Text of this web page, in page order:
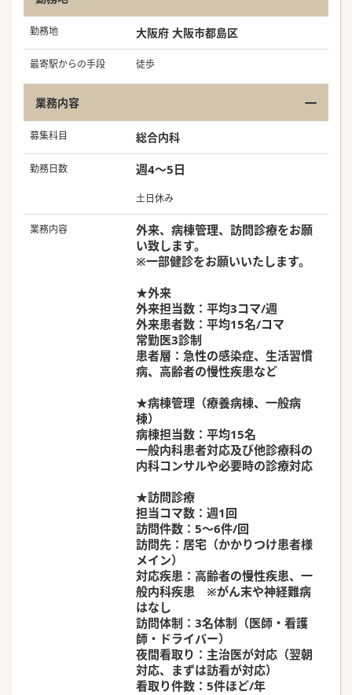
勤務地 大阪府 大阪市都島区
最寄駅からの手段 徒歩
業務内容
募集科目 総合内科
勤務日数 週4～5日
土日休み
業務内容
外来、病棟管理、訪問診療をお願
い致します。
※一部健診をお願いいたします。
★外来
外来担当数：平均3コマ/週
外来患者数：平均15名/コマ
常勤医3診制
患者層：急性の感染症、生活習慣
病、高齢者の慢性疾患など
★病棟管理（療養病棟、一般病
棟）
病棟担当数：平均15名
一般内科患者対応及び他診療科の
内科コンサルや必要時の診療対応
★訪問診療
担当コマ数：週1回
訪問件数：5～6件/回
訪問先：居宅（かかりつけ患者様
メイン）
対応疾患：高齢者の慢性疾患、一
般内科疾患 ※がん末や神経難病
はなし
訪問体制：3名体制（医師・看護
師・ドライバー）
夜間看取り：主治医が対応（翌朝
対応、まずは訪看が対応）
看取り件数：5件ほど/年